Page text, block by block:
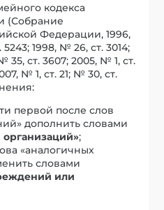
кодекса
(Собрание
Федерации, 1996,
1998, № 26, ст. 3014;
35, ст. 3607; 2005, № 1, ст.
№ 1, ст. 21; № 30, ст.
первой после слов
дополнить словами
организаций»;
«аналогичных
словами
или